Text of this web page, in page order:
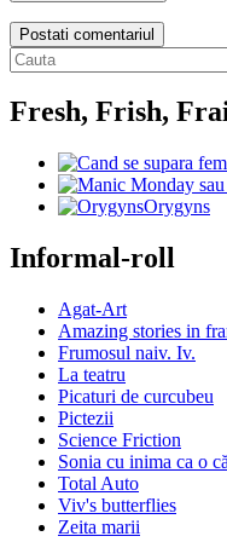
Postati comentariul
Fresh, Frish,
Orygyns
Informal-roll
Agat-Art
Amazing stories in
Frumosul naiv. Iv.
La teatru
Picaturi de curcubeu
Pictezii
Science Friction
Sonia cu inima ca o
Total Auto
Viv's butterflies
Zeita marii